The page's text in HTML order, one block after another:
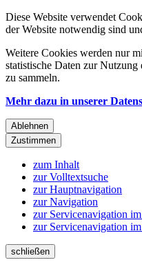
Diese Website verwendet
der Website notwendig sind
Weitere Cookies werden nur
statistische Daten zur
zu sammeln.
Mehr dazu in unserer
Ablehnen
Zustimmen
zum Inhalt
zur Volltextsuche
zur Hauptnavigation
zur Navigation
zur Servicenavigation
zur Servicenavigation
schließen